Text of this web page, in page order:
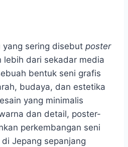
yang sering disebut poster
lebih dari sekadar media
bentuk seni grafis
budaya, dan estetika
yang minimalis
dan detail, poster-
perkembangan seni
Jepang sepanjang